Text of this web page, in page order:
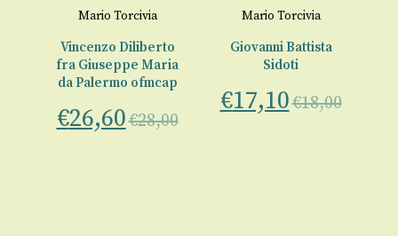
Mario Torcivia
Vincenzo Diliberto
fra Giuseppe Maria
da Palermo ofmcap
€26,60€28,00
Mario Torcivia
Giovanni Battista
Sidoti
€17,10€18,00